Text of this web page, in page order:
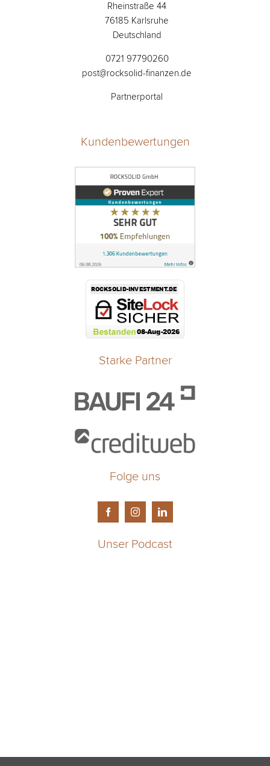
Rheinstraße 44
76185 Karlsruhe
Deutschland
0721 97790260
post@rocksolid-finanzen.de
Partnerportal
Kundenbewertungen
Starke Partner
Folge uns
Unser Podcast